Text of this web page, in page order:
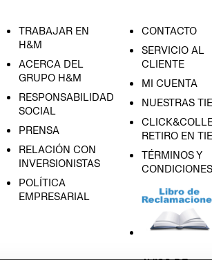
TRABAJAR EN
H&M
ACERCA DEL
GRUPO H&M
RESPONSABILIDAD
SOCIAL
PRENSA
RELACIÓN CON
INVERSIONISTAS
POLÍTICA
EMPRESARIAL
CONTACTO
SERVICIO AL
CLIENTE
MI CUENTA
NUESTRAS
RETIRO EN
TÉRMINOS Y
CONDICIONES
AVISO DE